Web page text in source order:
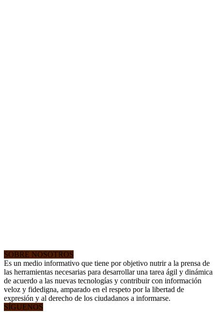
SOBRE NOSOTROS
Es un medio informativo que tiene por objetivo nutrir a la prensa de
las herramientas necesarias para desarrollar una tarea ágil y dinámica
de acuerdo a las nuevas tecnologías y contribuir con información
veloz y fidedigna, amparado en el respeto por la libertad de
expresión y al derecho de los ciudadanos a informarse.
SÍGUENOS